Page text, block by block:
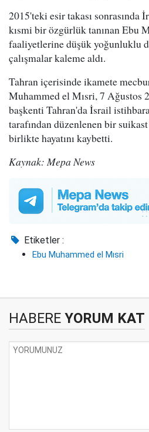
2015'teki esir takası sonrasında
kısmi bir özgürlük tanınan Ebu
faaliyetlerine düşük yoğunluklu
çalışmalar kaleme aldı.
Tahran içerisinde ikamete
Muhammed el Mısri, 7 Ağustos
başkenti Tahran'da İsrail
tarafından düzenlenen bir
birlikte hayatını kaybetti.
Kaynak: Mepa News
Etiketler :
Ebu Muhammed el Mısri
HABERE YORUM KAT